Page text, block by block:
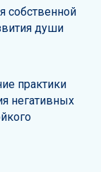
собственной
души
практики
негативных